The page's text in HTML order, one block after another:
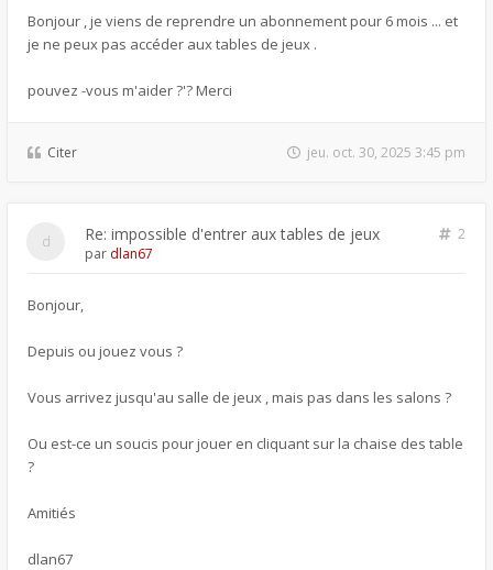
Bonjour , je viens de reprendre un abonnement pour 6 mois ... et
je ne peux pas accéder aux tables de jeux .
pouvez -vous m'aider ?'? Merci
Citer jeu. oct. 30, 2025 3:45 pm
Re: impossible d'entrer aux tables de jeux
2
par dlan67
Bonjour,
Depuis ou jouez vous ?
Vous arrivez jusqu'au salle de jeux , mais pas dans les salons ?
Ou est-ce un soucis pour jouer en cliquant sur la chaise des table
?
Amitiés
dlan67